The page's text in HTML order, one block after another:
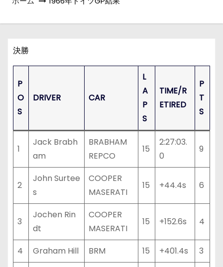
決勝
P
O
S
DRIVER CAR
L
A
P
S
TIME/R
ETIRED
P
T
S
1
Jack Brabh
am
BRABHAM
REPCO
15
2:27:03.
0
9
2
John Surtee
s
COOPER
MASERATI
15 +44.4s 6
3
Jochen Rin
dt
COOPER
MASERATI
15 +152.6s 4
4 Graham Hill BRM 15 +401.4s 3